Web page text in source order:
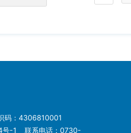
码：4306810001
号-1 联系电话：0730-